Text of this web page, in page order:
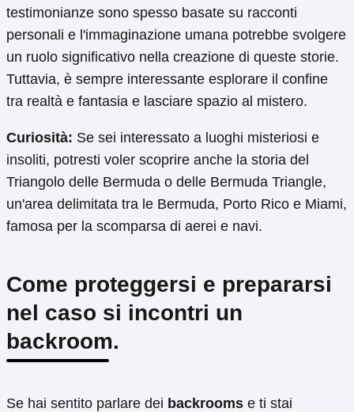
testimonianze sono spesso basate su racconti
personali e l'immaginazione umana potrebbe svolgere
un ruolo significativo nella creazione di queste storie.
Tuttavia, è sempre interessante esplorare il confine
tra realtà e fantasia e lasciare spazio al mistero.
Curiosità: Se sei interessato a luoghi misteriosi e
insoliti, potresti voler scoprire anche la storia del
Triangolo delle Bermuda o delle Bermuda Triangle,
un'area delimitata tra le Bermuda, Porto Rico e Miami,
famosa per la scomparsa di aerei e navi.
Come proteggersi e prepararsi
nel caso si incontri un
backroom.
Se hai sentito parlare dei backrooms e ti stai